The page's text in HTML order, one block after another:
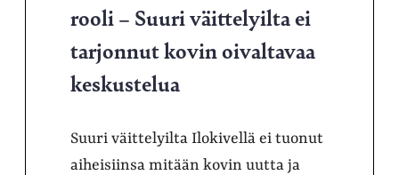
rooli – Suuri väittelyilta ei
tarjonnut kovin oivaltavaa
keskustelua
Suuri väittelyilta Ilokivellä ei tuonut
aiheisiinsa mitään kovin uutta ja